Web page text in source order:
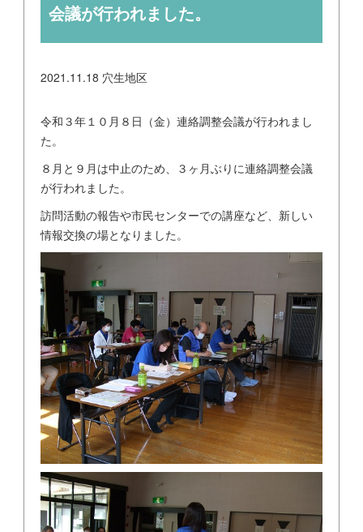
会議が行われました。
2021.11.18 穴生地区
令和３年１０月８日（金）連絡調整会議が行われまし
た。
８月と９月は中止のため、３ヶ月ぶりに連絡調整会議
が行われました。
訪問活動の報告や市民センターでの講座など、新しい
情報交換の場となりました。